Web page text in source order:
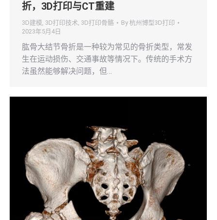
折，3D打印与CT重建
3D建模, 3D打印技术, 3D打印骨骼 By 杭州博型3D打印
2023年5月4日
肱骨大结节骨折是一种较为常见的骨折类型，常发
生在运动损伤、交通事故等情况下。传统的手术方
法虽然能够解决问题，但…